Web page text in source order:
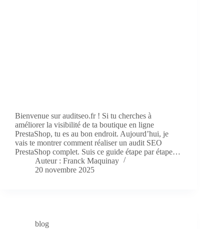
Bienvenue sur auditseo.fr ! Si tu cherches à
améliorer la visibilité de ta boutique en ligne
PrestaShop, tu es au bon endroit. Aujourd’hui, je
vais te montrer comment réaliser un audit SEO
PrestaShop complet. Suis ce guide étape par étape…
Auteur : Franck Maquinay
20 novembre 2025
blog